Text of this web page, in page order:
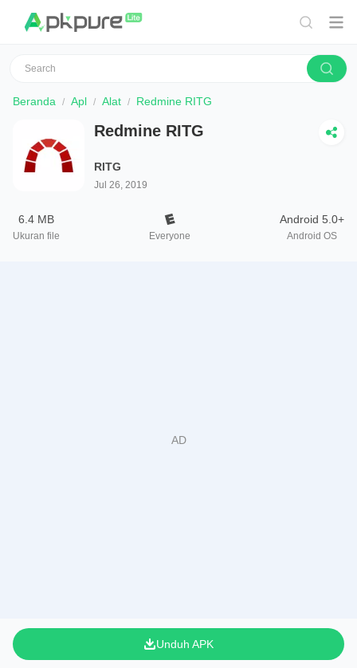
Beranda Apl Alat Redmine RITG
Redmine RITG
RITG
Jul 26, 2019
6.4 MB
Ukuran file Everyone
Android 5.0+
Android OS
Unduh APK